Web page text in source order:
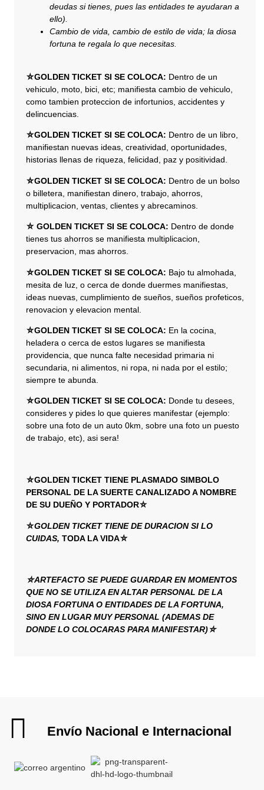
deudas si tienes, pues las entidades te ayudaran a
ello).
Cambio de vida, cambio de estilo de vida; la diosa
fortuna te regala lo que necesitas.
⛤GOLDEN TICKET SI SE COLOCA: Dentro de un
vehiculo, moto, bici, etc; manifiesta cambio de vehiculo,
como tambien proteccion de infortunios, accidentes y
delincuencias.
⛤GOLDEN TICKET SI SE COLOCA: Dentro de un libro,
manifiestan nuevas ideas, creatividad, oportunidades,
historias llenas de riqueza, felicidad, paz y positividad.
⛤GOLDEN TICKET SI SE COLOCA: Dentro de un bolso
o billetera, manifiestan dinero, trabajo, ahorros,
multiplicacion, ventas, clientes y abrecaminos.
⛤ GOLDEN TICKET SI SE COLOCA: Dentro de donde
tienes tus ahorros se manifiesta multiplicacion,
preservacion, mas ahorros.
⛤GOLDEN TICKET SI SE COLOCA: Bajo tu almohada,
mesita de luz, o cerca de donde duermes manifiestas,
ideas nuevas, cumplimiento de sueños, sueños profeticos,
renovacion y elevacion mental.
⛤GOLDEN TICKET SI SE COLOCA: En la cocina,
heladera o cerca de estos lugares se manifiesta
providencia, que nunca falte necesidad primaria ni
secundaria, ni alimentos, ni ropa, ni nada por el estilo;
siempre te abunda.
⛤GOLDEN TICKET SI SE COLOCA: Donde tu desees,
consideres y pides lo que quieres manifestar (ejemplo:
sobre una foto de un auto 0km, sobre una foto un puesto
de trabajo, etc), asi sera!
⛤GOLDEN TICKET TIENE PLASMADO SIMBOLO
PERSONAL DE LA SUERTE CANALIZADO A NOMBRE
DE SU DUEÑO Y PORTADOR⛤
⛤GOLDEN TICKET TIENE DE DURACION SI LO
CUIDAS, TODA LA VIDA⛤
⛤ARTEFACTO SE PUEDE GUARDAR EN MOMENTOS
QUE NO SE UTILIZA EN ALTAR PERSONAL DE LA
DIOSA FORTUNA O ENTIDADES DE LA FORTUNA,
SINO EN LUGAR MUY PERSONAL (ADEMAS DE
DONDE LO COLOCARAS PARA MANIFESTAR)⛤
Envío Nacional e Internacional